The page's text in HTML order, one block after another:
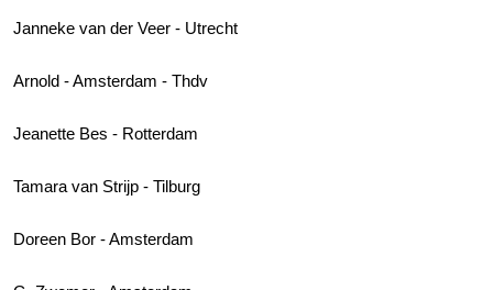
Janneke van der Veer - Utrecht
Arnold - Amsterdam - Thdv
Jeanette Bes - Rotterdam
Tamara van Strijp - Tilburg
Doreen Bor - Amsterdam